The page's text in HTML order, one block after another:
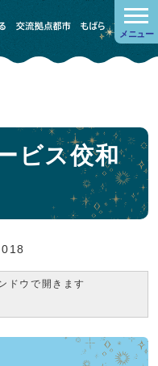
メニュー
ビス佼和
ドウで開きます